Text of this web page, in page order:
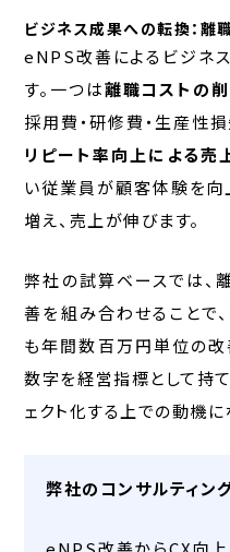
ビジネス成果への転換：離
eNPS改善によるビジネ
す。一つは離職コストの
採用費・研修費・生産性
リピート率向上による売
い従業員が顧客体験を向
増え、売上が伸びます。
弊社の試算ベースでは、
善を組み合わせることで
も年間数百万円単位の改
数字を経営指標として持
ェクト化する上での動機に
弊社のコンサルティン